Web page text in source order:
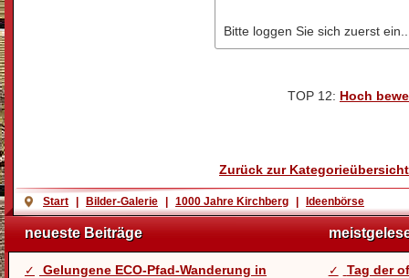
Bitte loggen Sie sich zuerst
TOP 12: Hoch
Zurück zur Kategorieübersicht
Start | Bilder-Galerie | 1000 Jahre Kirchberg | Ideenbörse
neueste Beiträge
Gelungene ECO-Pfad-Wanderung in
Tag der